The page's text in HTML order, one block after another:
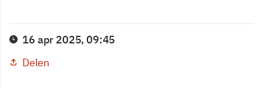
16 apr 2025, 09:45
Delen